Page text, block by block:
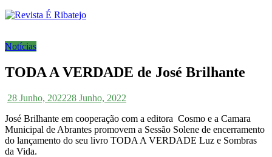
Notícias
TODA A VERDADE de José Brilhante
28 Junho, 202228 Junho, 2022
José Brilhante em cooperação com a editora Cosmo e a Camara
Municipal de Abrantes promovem a Sessão Solene de encerramento
do lançamento do seu livro TODA A VERDADE Luz e Sombras
da Vida.